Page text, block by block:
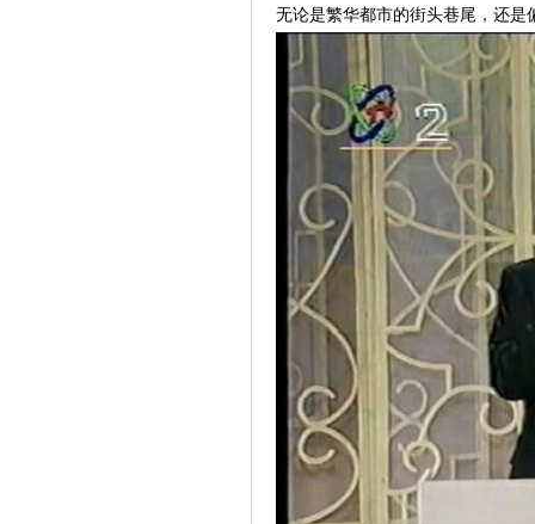
无论是繁华都市的街头巷尾，还